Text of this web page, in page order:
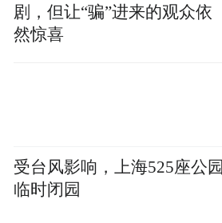
剧，但让“骗”进来的观众依
然惊喜
受台风影响，上海525座公园
临时闭园